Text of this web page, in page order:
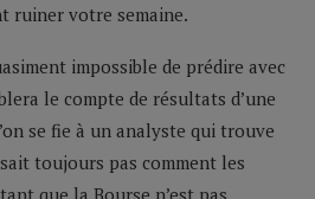
ruiner votre semaine.
impossible de prédire avec
le compte de résultats d’une
se fie à un analyste qui trouve
toujours pas comment les
que la Bourse n’est pas